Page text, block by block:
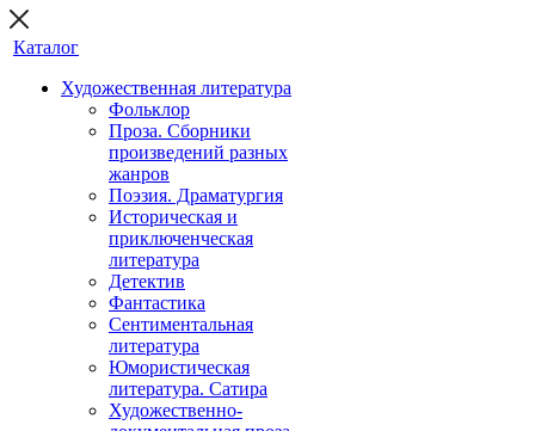
Каталог
Художественная литература
Фольклор
Проза. Сборники
произведений разных
жанров
Поэзия. Драматургия
Историческая и
приключенческая
литература
Детектив
Фантастика
Сентиментальная
литература
Юмористическая
литература. Сатира
Художественно-